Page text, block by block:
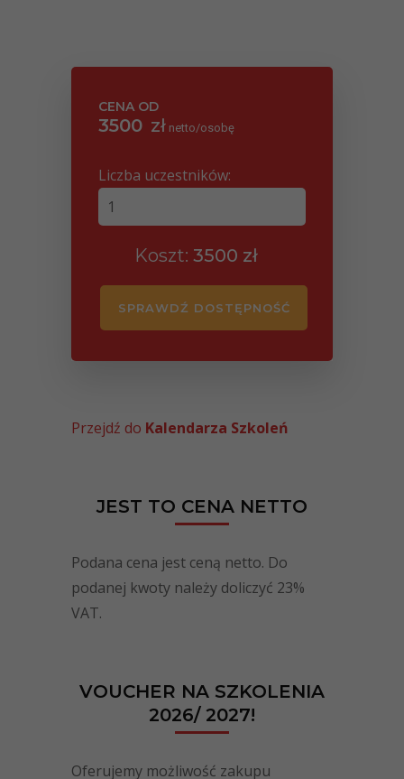
CENA OD
3500 zł netto/osobę
Liczba uczestników:
Koszt: 3500 zł
SPRAWDŹ DOSTĘPNOŚĆ
Przejdź do Kalendarza Szkoleń
JEST TO CENA NETTO
Podana cena jest ceną netto. Do
podanej kwoty należy doliczyć 23%
VAT.
VOUCHER NA SZKOLENIA
2026/ 2027!
Oferujemy możliwość zakupu